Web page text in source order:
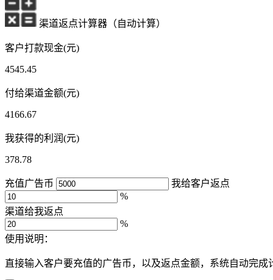
渠道返点计算器（自动计算）
客户打款现金(元)
4545.45
付给渠道金额(元)
4166.67
我获得的利润(元)
378.78
充值广告币
我给客户返点
%
渠道给我返点
%
使用说明：
直接输入客户要充值的广告币，以及返点金额，系统自动完